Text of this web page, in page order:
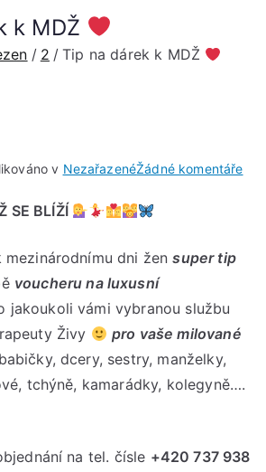
k MDŽ
2 Tip na dárek k MDŽ
v NezařazenéŽádné komentářeu
SE BLÍŽÍ
mezinárodnímu dni žensuper tip
voucheru na luxusní
jakoukoli vámi vybranou službu
Živy
pro vaše milované
dcery, sestry, manželky,
tchýně, kamarádky, kolegyně….
na tel. čísle +420 737 938